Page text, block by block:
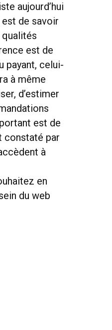
aujourd’hui
de savoir
est de
payant, celui-
à même
d’estimer
est de
constaté par
à
en
du web